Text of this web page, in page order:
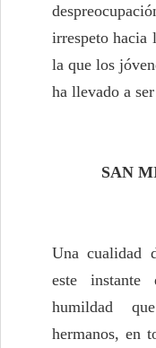
irrespeto hacia
la que los
ha llevado a
SAN
Una cualidad
este
humildad
hermanos, en